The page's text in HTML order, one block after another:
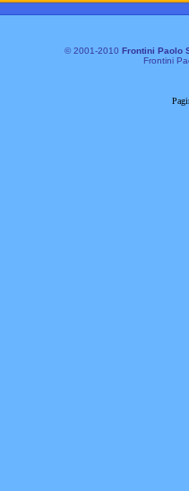
© 2001-2010 Frontini Paolo
Frontini